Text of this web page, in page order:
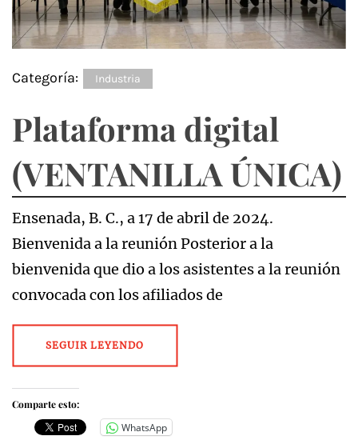
Categoría: Industria
Plataforma digital
(VENTANILLA ÚNICA)
Ensenada, B. C., a 17 de abril de 2024.
Bienvenida a la reunión Posterior a la
bienvenida que dio a los asistentes a la reunión
convocada con los afiliados de
SEGUIR LEYENDO
Comparte esto:
WhatsApp